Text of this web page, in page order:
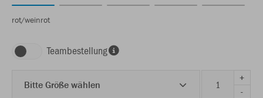
rot/weinrot
Teambestellung
Bitte Größe wählen
+
-